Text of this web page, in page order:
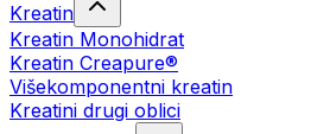
Kreatin
Kreatin Monohidrat
Kreatin Creapure®
Višekomponentni kreatin
Kreatini drugi oblici